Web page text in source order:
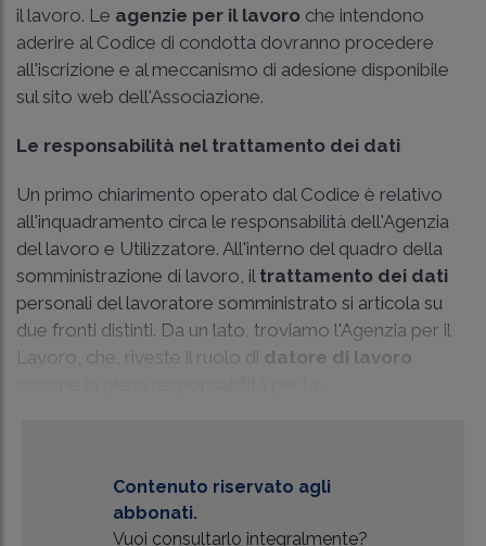
il lavoro. Le agenzie per il lavoro che intendono
aderire al Codice di condotta dovranno procedere
all'iscrizione e al meccanismo di adesione disponibile
sul sito web dell'Associazione.
Le responsabilità nel trattamento dei dati
Un primo chiarimento operato dal Codice è relativo
all'inquadramento circa le responsabilità dell'Agenzia
del lavoro e Utilizzatore. All'interno del quadro della
somministrazione di lavoro, il trattamento dei dati
personali del lavoratore somministrato si articola su
due fronti distinti. Da un lato, troviamo l'Agenzia per il
Lavoro, che, riveste il ruolo di datore di lavoro
Contenuto riservato agli
abbonati.
Vuoi consultarlo integralmente?